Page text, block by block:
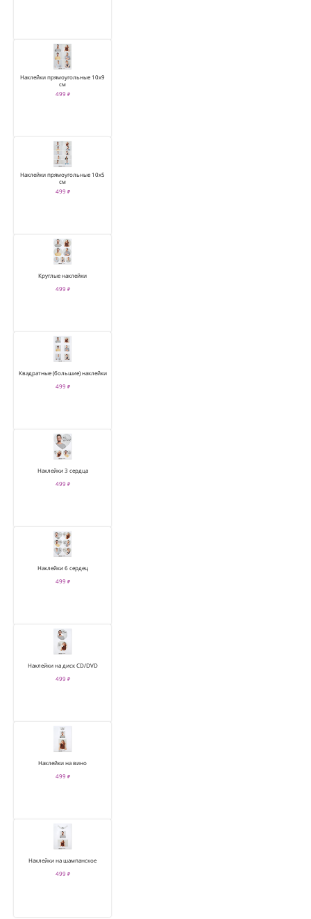
Наклейки прямоугольные 10х9
см
499 ₽
Наклейки прямоугольные 10х5
см
499 ₽
Круглые наклейки
499 ₽
Квадратные (большие) наклейки
499 ₽
Наклейки 3 сердца
499 ₽
Наклейки 6 сердец
499 ₽
Наклейки на диск CD/DVD
499 ₽
Наклейки на вино
499 ₽
Наклейки на шампанское
499 ₽